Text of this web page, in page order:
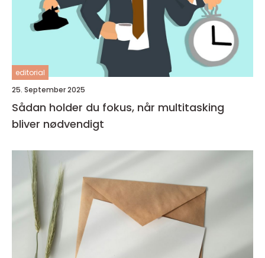
editorial
25. September 2025
Sådan holder du fokus, når multitasking
bliver nødvendigt